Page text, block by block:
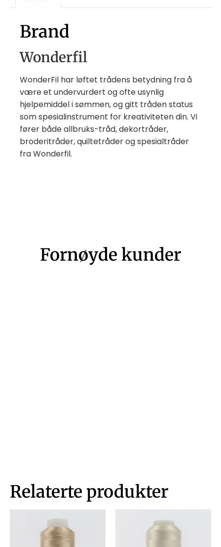
Brand
Wonderfil
WonderFil har løftet trådens betydning fra å
være et undervurdert og ofte usynlig
hjelpemiddel i sømmen, og gitt tråden status
som spesialinstrument for kreativiteten din. Vi
fører både allbruks-tråd, dekortråder,
broderitråder, quiltetråder og spesialtråder
fra Wonderfil.
Fornøyde kunder
Relaterte produkter